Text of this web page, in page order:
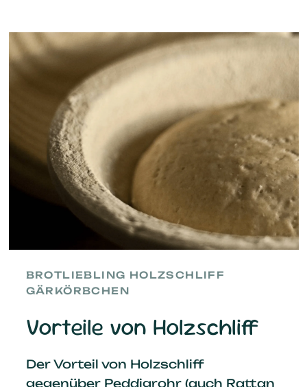
BROTLIEBLING HOLZSCHLIFF
GÄRKÖRBCHEN
Vorteile von Holzschliff
Der Vorteil von Holzschliff
gegenüber Peddigrohr (auch Rattan